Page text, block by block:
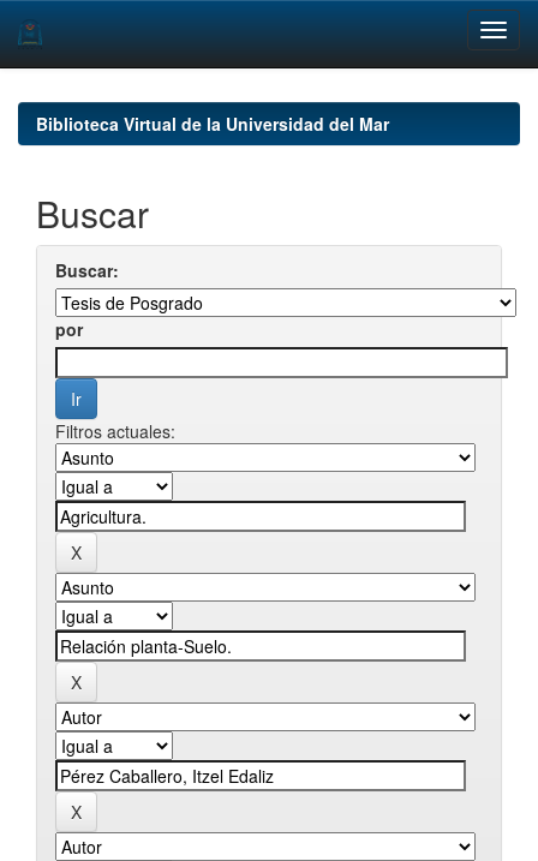
navigationBiblioteca Virtual de la Universidad del Mar
Buscar
Buscar:
por
Filtros actuales: